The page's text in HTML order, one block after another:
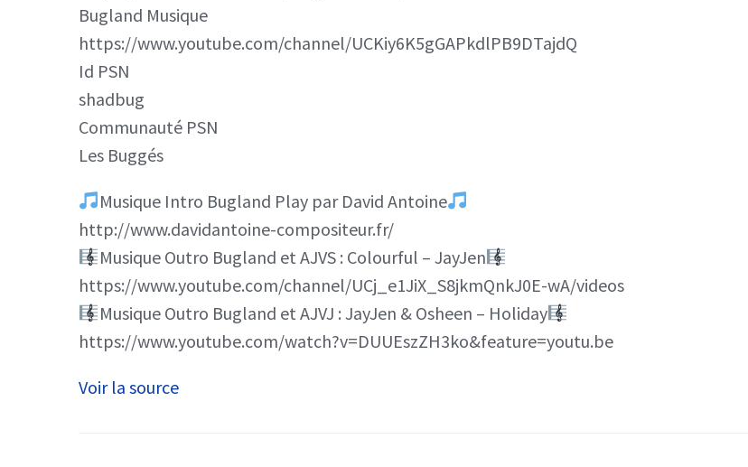
Bugland Musique
https://www.youtube.com/channel/UCKiy6K5gGAPkdlPB9DTajdQ
Id PSN
shadbug
Communauté PSN
Les Buggés
Musique Intro Bugland Play par David Antoine
http://www.davidantoine-compositeur.fr/
Musique Outro Bugland et AJVS : Colourful – JayJen
https://www.youtube.com/channel/UCj_e1JiX_S8jkmQnkJ0E-wA/videos
Musique Outro Bugland et AJVJ : JayJen & Osheen – Holiday
https://www.youtube.com/watch?v=DUUEszZH3ko&feature=youtu.be
Voir la source